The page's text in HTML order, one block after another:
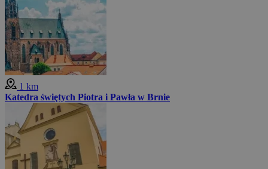
1 km
Katedra świętych Piotra i Pawła w Brnie